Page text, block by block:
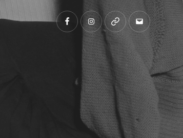
FacebookInstagramPinterest
Mail